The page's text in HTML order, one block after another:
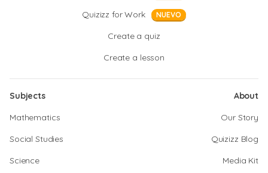
Quizizz for Work NUEVO
Create a quiz
Create a lesson
Subjects
Mathematics
Social Studies
Science
About
Our Story
Quizizz Blog
Media Kit